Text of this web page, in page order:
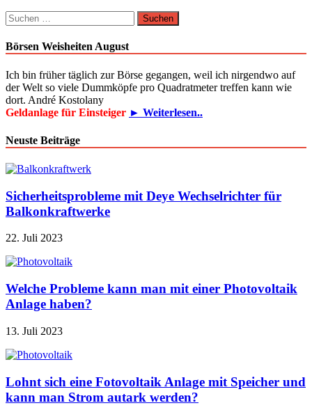
Suchen
nach:
Börsen Weisheiten August
Ich bin früher täglich zur Börse gegangen, weil ich nirgendwo auf
der Welt so viele Dummköpfe pro Quadrat­meter treffen kann wie
dort. André Kostolany
Geldanlage für Einsteiger ► Weiterlesen..
Neuste Beiträge
Sicherheitsprobleme mit Deye Wechselrichter für
Balkonkraftwerke
22. Juli 2023
Welche Probleme kann man mit einer Photovoltaik
Anlage haben?
13. Juli 2023
Lohnt sich eine Fotovoltaik Anlage mit Speicher und
kann man Strom autark werden?